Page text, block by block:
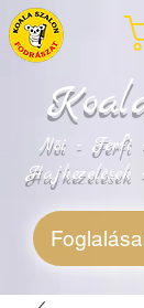
Női - Férfi
Hajkezelések